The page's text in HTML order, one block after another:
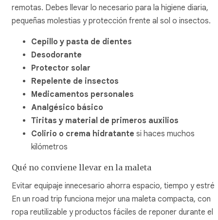
remotas. Debes llevar lo necesario para la higiene diaria,
pequeñas molestias y protección frente al sol o insectos.
Cepillo y pasta de dientes
Desodorante
Protector solar
Repelente de insectos
Medicamentos personales
Analgésico básico
Tiritas y material de primeros auxilios
Colirio o crema hidratante si haces muchos
kilómetros
Qué no conviene llevar en la maleta
Evitar equipaje innecesario ahorra espacio, tiempo y
En un road trip funciona mejor una maleta compacta, con
ropa reutilizable y productos fáciles de reponer durante el